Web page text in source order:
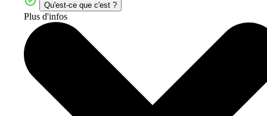
Qu'est-ce que c'est ?
Plus d'infos